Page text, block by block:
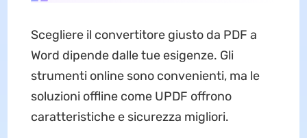
Scegliere il convertitore giusto da PDF a
Word dipende dalle tue esigenze. Gli
strumenti online sono convenienti, ma le
soluzioni offline come UPDF offrono
caratteristiche e sicurezza migliori.